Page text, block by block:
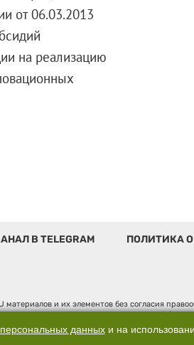
от 06.03.2013
на реализацию
В TELEGRAM
ПОЛИТИКА
и их элементов без согласия
технологий и массовых коммуникаций
обл., г. Екатеринбург, ул. Бориса
Главный редактор: Шлыков Дмитрий
данныхи на